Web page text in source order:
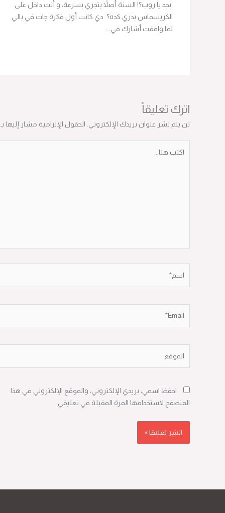
بجد يا روب؟! السنة أصلاً بتجري بسرعة، و أنت داخل على
الكريسماس بدري كده؟ دي كانت أول فكرة جات في بالي
لما وافقت أشارك في…
اترك تعليقاً
لن يتم نشر عنوان بريدك الإلكتروني. الحقول الإلزامية مشار إليها بـ *
احفظ اسمي، بريدي الإلكتروني، والموقع الإلكتروني في هذا
المتصفح لاستخدامها المرة المقبلة في تعليقي.